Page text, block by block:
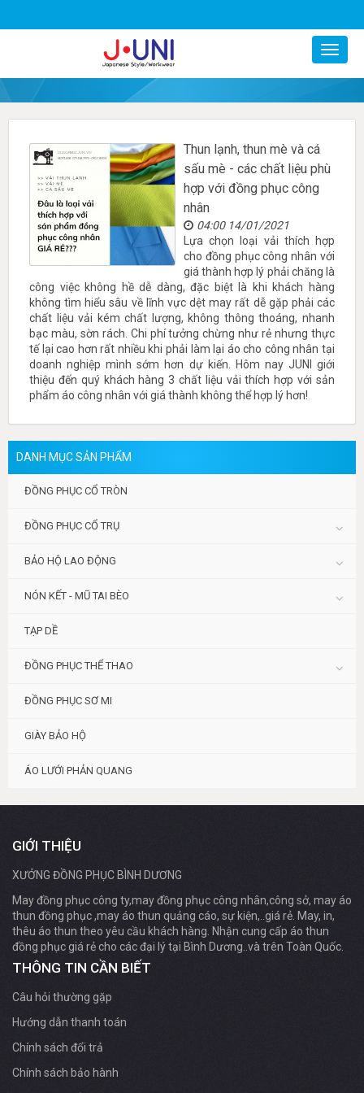
Thun lạnh, thun mè và cá
sấu mè - các chất liệu phù
hợp với đồng phục công
nhân
04:00 14/01/2021
Lựa chọn loại vải thích hợp
cho đồng phục công nhân với
giá thành hợp lý phải chăng là
công việc không hề dễ dàng, đặc biệt là khi khách hàng
không tìm hiểu sâu về lĩnh vực dệt may rất dễ gặp phải các
chất liệu vải kém chất lượng, không thông thoáng, nhanh
bạc màu, sờn rách. Chi phí tưởng chừng như rẻ nhưng thực
tế lại cao hơn rất nhiều khi phải làm lại áo cho công nhân tại
doanh nghiệp mình sớm hơn dự kiến. Hôm nay JUNI giới
thiệu đến quý khách hàng 3 chất liệu vải thích hợp với sản
phẩm áo công nhân với giá thành không thể hợp lý hơn!
DANH MỤC SẢN PHẨM
ĐỒNG PHỤC CỔ TRÒN
ĐỒNG PHỤC CỔ TRỤ
BẢO HỘ LAO ĐỘNG
NÓN KẾT - MŨ TAI BÈO
TẠP DỀ
ĐỒNG PHỤC THỂ THAO
ĐỒNG PHỤC SƠ MI
GIÀY BẢO HỘ
ÁO LƯỚI PHẢN QUANG
GIỚI THIỆU
XƯỞNG ĐỒNG PHỤC BÌNH DƯƠNG
May đồng phục công ty,may đồng phục công nhân,công sở, may áo
thun đồng phục ,may áo thun quảng cáo, sự kiện,..giá rẻ. May, in,
thêu áo thun theo yêu cầu khách hàng. Nhận cung cấp áo thun
đồng phục giá rẻ cho các đại lý tại Bình Dương..và trên Toàn Quốc.
THÔNG TIN CẦN BIẾT
Câu hỏi thường gặp
Hướng dẫn thanh toán
Chính sách đổi trả
Chính sách bảo hành